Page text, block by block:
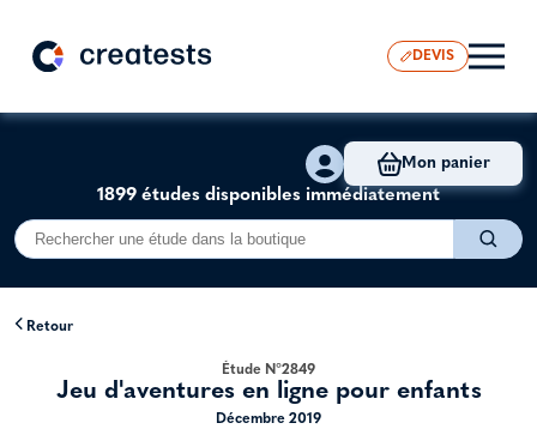
DEVIS
1899 études disponibles immédiatement
Mon panier
Retour
Étude N°2849
Jeu d'aventures en ligne pour enfants
Décembre 2019